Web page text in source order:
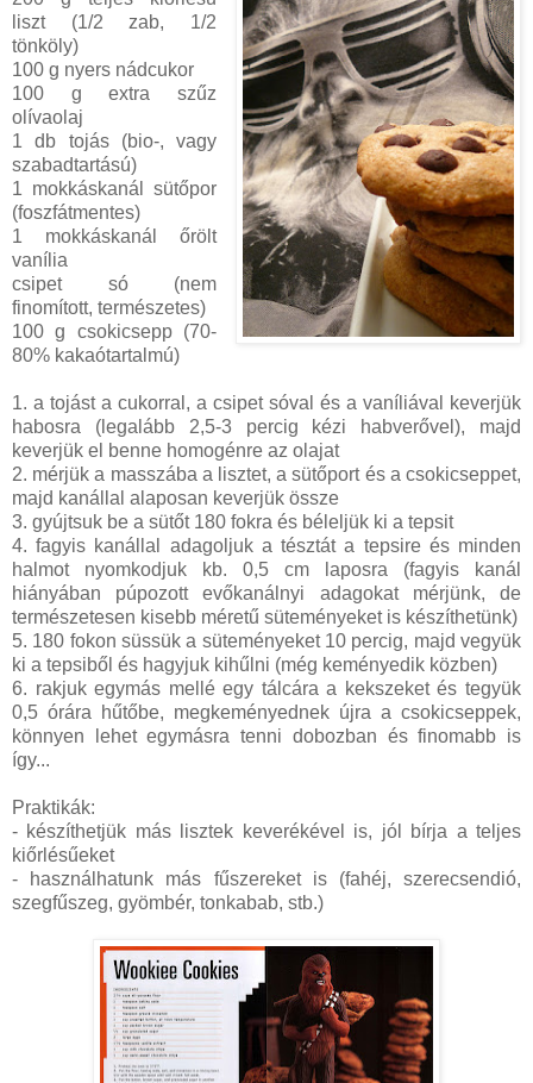
liszt (1/2 zab, 1/2
tönköly)
100 g nyers nádcukor
100 g extra szűz
olívaolaj
1 db tojás (bio-, vagy
szabadtartású)
1 mokkáskanál sütőpor
(foszfátmentes)
1 mokkáskanál őrölt
vanília
csipet só (nem
finomított, természetes)
100 g csokicsepp (70-
80% kakaótartalmú)
1. a tojást a cukorral, a csipet sóval és a vaníliával keverjük
habosra (legalább 2,5-3 percig kézi habverővel), majd
keverjük el benne homogénre az olajat
2. mérjük a masszába a lisztet, a sütőport és a csokicseppet,
majd kanállal alaposan keverjük össze
3. gyújtsuk be a sütőt 180 fokra és béleljük ki a tepsit
4. fagyis kanállal adagoljuk a tésztát a tepsire és minden
halmot nyomkodjuk kb. 0,5 cm laposra (fagyis kanál
hiányában púpozott evőkanálnyi adagokat mérjünk, de
természetesen kisebb méretű süteményeket is készíthetünk)
5. 180 fokon süssük a süteményeket 10 percig, majd vegyük
ki a tepsiből és hagyjuk kihűlni (még keményedik közben)
6. rakjuk egymás mellé egy tálcára a kekszeket és tegyük
0,5 órára hűtőbe, megkeményednek újra a csokicseppek,
könnyen lehet egymásra tenni dobozban és finomabb is
így...
Praktikák:
- készíthetjük más lisztek keverékével is, jól bírja a teljes
kiőrlésűeket
- használhatunk más fűszereket is (fahéj, szerecsendió,
szegfűszeg, gyömbér, tonkabab, stb.)